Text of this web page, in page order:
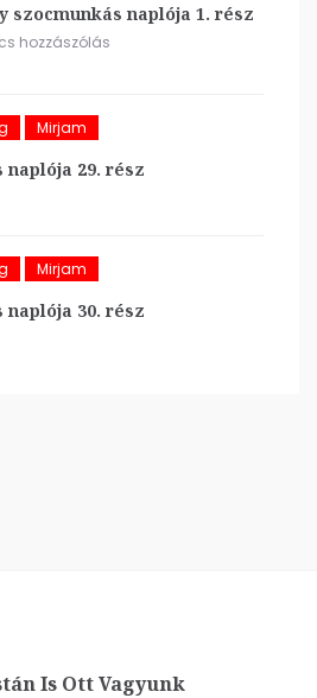
szocmunkás naplója 1. rész
hozzászólás
Mirjam
naplója 29. rész
Mirjam
naplója 30. rész
Is Ott Vagyunk